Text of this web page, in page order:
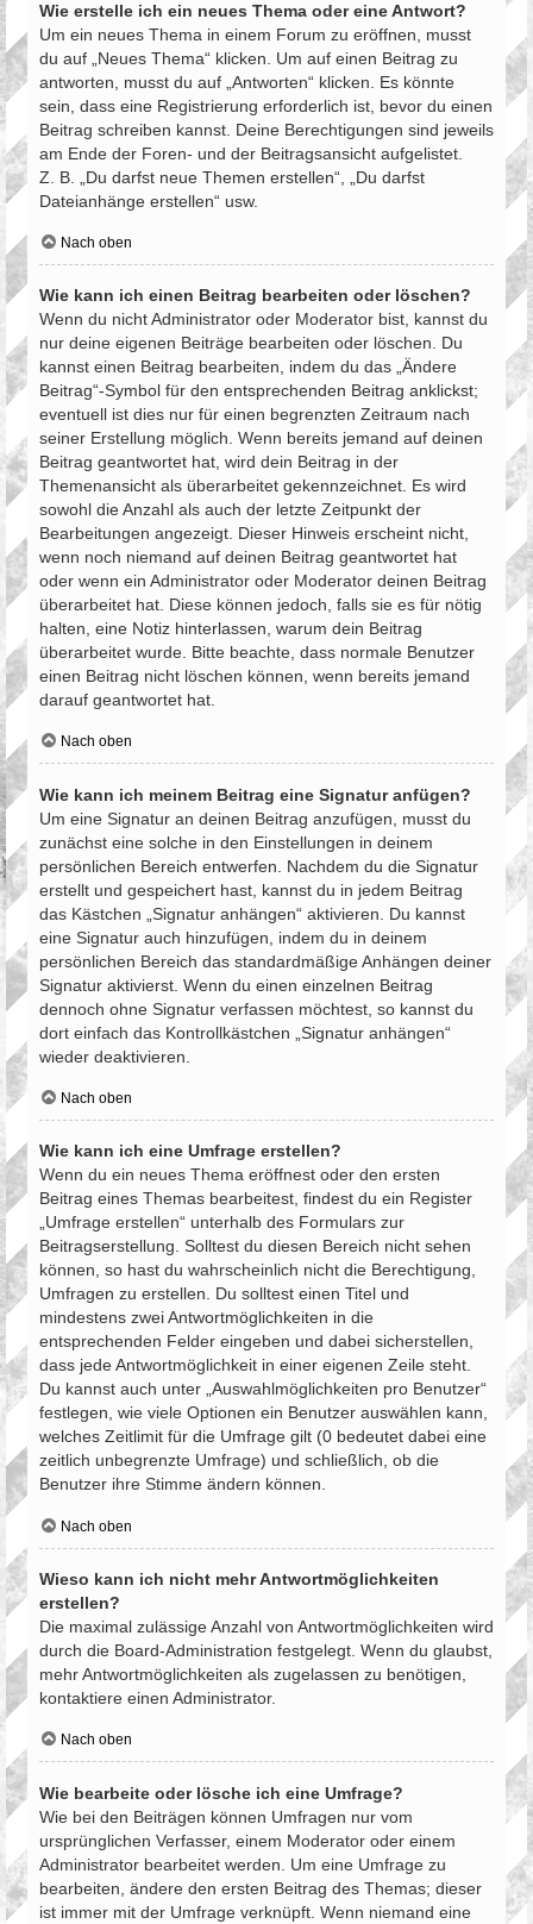
Wie erstelle ich ein neues Thema oder eine Antwort?
Um ein neues Thema in einem Forum zu eröffnen, musst
du auf „Neues Thema“ klicken. Um auf einen Beitrag zu
antworten, musst du auf „Antworten“ klicken. Es könnte
sein, dass eine Registrierung erforderlich ist, bevor du einen
Beitrag schreiben kannst. Deine Berechtigungen sind jeweils
am Ende der Foren- und der Beitragsansicht aufgelistet.
Z. B. „Du darfst neue Themen erstellen“, „Du darfst
Dateianhänge erstellen“ usw.
Nach oben
Wie kann ich einen Beitrag bearbeiten oder löschen?
Wenn du nicht Administrator oder Moderator bist, kannst du
nur deine eigenen Beiträge bearbeiten oder löschen. Du
kannst einen Beitrag bearbeiten, indem du das „Ändere
Beitrag“-Symbol für den entsprechenden Beitrag anklickst;
eventuell ist dies nur für einen begrenzten Zeitraum nach
seiner Erstellung möglich. Wenn bereits jemand auf deinen
Beitrag geantwortet hat, wird dein Beitrag in der
Themenansicht als überarbeitet gekennzeichnet. Es wird
sowohl die Anzahl als auch der letzte Zeitpunkt der
Bearbeitungen angezeigt. Dieser Hinweis erscheint nicht,
wenn noch niemand auf deinen Beitrag geantwortet hat
oder wenn ein Administrator oder Moderator deinen Beitrag
überarbeitet hat. Diese können jedoch, falls sie es für nötig
halten, eine Notiz hinterlassen, warum dein Beitrag
überarbeitet wurde. Bitte beachte, dass normale Benutzer
einen Beitrag nicht löschen können, wenn bereits jemand
darauf geantwortet hat.
Nach oben
Wie kann ich meinem Beitrag eine Signatur anfügen?
Um eine Signatur an deinen Beitrag anzufügen, musst du
zunächst eine solche in den Einstellungen in deinem
persönlichen Bereich entwerfen. Nachdem du die Signatur
erstellt und gespeichert hast, kannst du in jedem Beitrag
das Kästchen „Signatur anhängen“ aktivieren. Du kannst
eine Signatur auch hinzufügen, indem du in deinem
persönlichen Bereich das standardmäßige Anhängen deiner
Signatur aktivierst. Wenn du einen einzelnen Beitrag
dennoch ohne Signatur verfassen möchtest, so kannst du
dort einfach das Kontrollkästchen „Signatur anhängen“
wieder deaktivieren.
Nach oben
Wie kann ich eine Umfrage erstellen?
Wenn du ein neues Thema eröffnest oder den ersten
Beitrag eines Themas bearbeitest, findest du ein Register
„Umfrage erstellen“ unterhalb des Formulars zur
Beitragserstellung. Solltest du diesen Bereich nicht sehen
können, so hast du wahrscheinlich nicht die Berechtigung,
Umfragen zu erstellen. Du solltest einen Titel und
mindestens zwei Antwortmöglichkeiten in die
entsprechenden Felder eingeben und dabei sicherstellen,
dass jede Antwortmöglichkeit in einer eigenen Zeile steht.
Du kannst auch unter „Auswahlmöglichkeiten pro Benutzer“
festlegen, wie viele Optionen ein Benutzer auswählen kann,
welches Zeitlimit für die Umfrage gilt (0 bedeutet dabei eine
zeitlich unbegrenzte Umfrage) und schließlich, ob die
Benutzer ihre Stimme ändern können.
Nach oben
Wieso kann ich nicht mehr Antwortmöglichkeiten
erstellen?
Die maximal zulässige Anzahl von Antwortmöglichkeiten wird
durch die Board-Administration festgelegt. Wenn du glaubst,
mehr Antwortmöglichkeiten als zugelassen zu benötigen,
kontaktiere einen Administrator.
Nach oben
Wie bearbeite oder lösche ich eine Umfrage?
Wie bei den Beiträgen können Umfragen nur vom
ursprünglichen Verfasser, einem Moderator oder einem
Administrator bearbeitet werden. Um eine Umfrage zu
bearbeiten, ändere den ersten Beitrag des Themas; dieser
ist immer mit der Umfrage verknüpft. Wenn niemand eine